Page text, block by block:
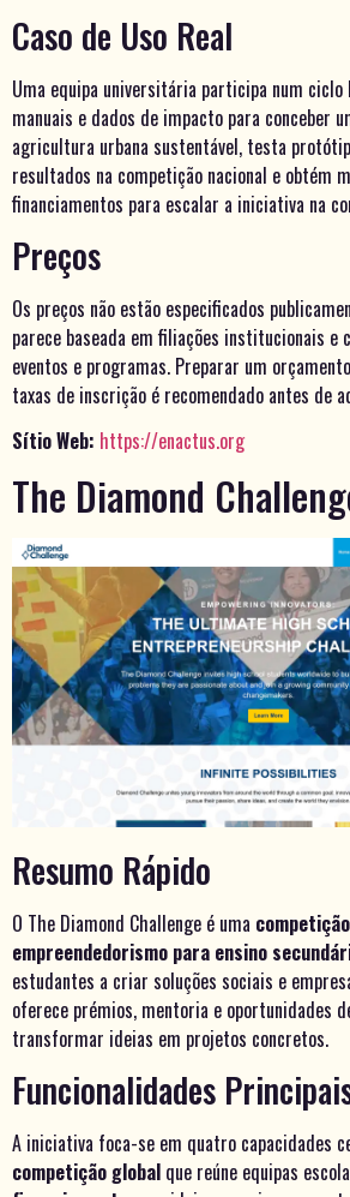
Caso de Uso Real
Uma equipa universitária participa num ciclo
manuais e dados de impacto para conceber
agricultura urbana sustentável, testa
resultados na competição nacional e obtém
financiamentos para escalar a iniciativa na
Preços
Os preços não estão especificados
parece baseada em filiações institucionais e
eventos e programas. Preparar um
taxas de inscrição é recomendado antes de
Sítio Web: https://enactus.org
The Diamond
Resumo Rápido
O The Diamond Challenge é uma
empreendedorismo para ensino
estudantes a criar soluções sociais e
oferece prémios, mentoria e oportunidades
transformar ideias em projetos concretos.
Funcionalidades
A iniciativa foca-se em quatro capacidades
competição global que reúne equipas